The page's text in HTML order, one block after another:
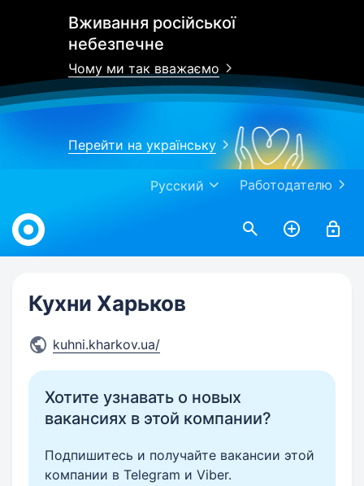
Вживання російської
небезпечне
Чому ми так вважаємо
Перейти на українську
Работодателю
Русский
Work.ua
Кухни Харьков
kuhni.kharkov.ua/
Хотите узнавать о новых
вакансиях в этой компании?
Подпишитесь и получайте вакансии этой
компании в Telegram и Viber.